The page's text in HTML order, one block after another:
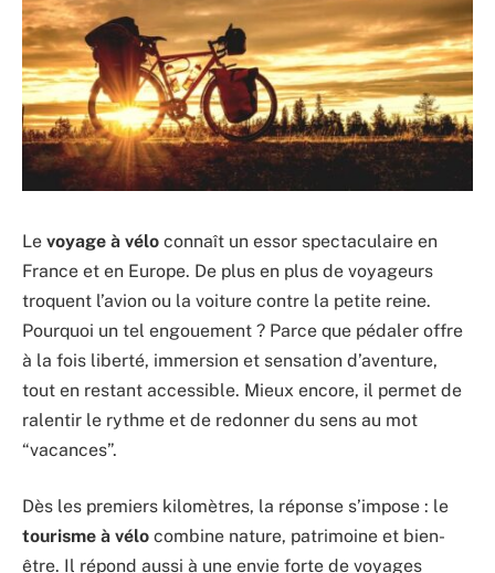
Le voyage à vélo connaît un essor spectaculaire en
France et en Europe. De plus en plus de voyageurs
troquent l’avion ou la voiture contre la petite reine.
Pourquoi un tel engouement ? Parce que pédaler offre
à la fois liberté, immersion et sensation d’aventure,
tout en restant accessible. Mieux encore, il permet de
ralentir le rythme et de redonner du sens au mot
“vacances”.
Dès les premiers kilomètres, la réponse s’impose : le
tourisme à vélo combine nature, patrimoine et bien-
être. Il répond aussi à une envie forte de voyages